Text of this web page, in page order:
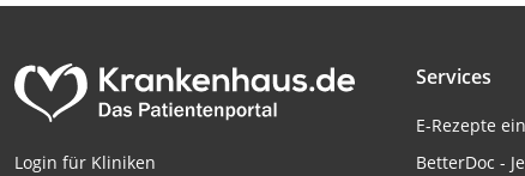
Login für Kliniken
Services
E-Rezepte
BetterDoc -
Nicht-IAB-Verarbeitungszwecke:
Performance